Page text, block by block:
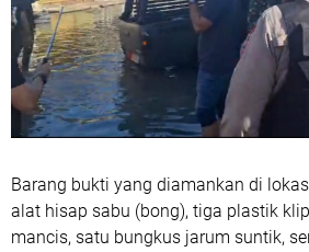
Barang bukti yang diamankan di
alat hisap sabu (bong), tiga plastik
mancis, satu bungkus jarum suntik,